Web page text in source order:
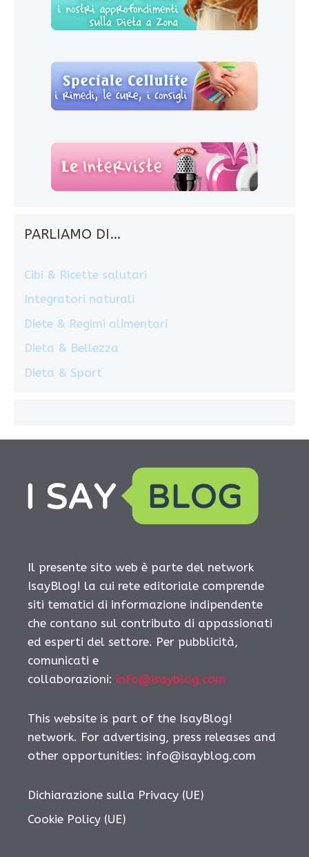
PARLIAMO DI…
Cibi & Ricette salutari
Integratori naturali
Diete & Regimi alimentari
Dieta & Bellezza
Dieta & Sport
Il presente sito web è parte del network
IsayBlog! la cui rete editoriale comprende
siti tematici di informazione indipendente
che contano sul contributo di appassionati
ed esperti del settore. Per pubblicità,
comunicati e
collaborazioni: info@isayblog.com
This website is part of the IsayBlog!
network. For advertising, press releases and
other opportunities: info@isayblog.com
Dichiarazione sulla Privacy (UE)
Cookie Policy (UE)